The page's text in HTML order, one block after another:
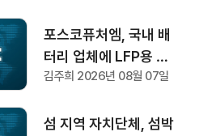
포스코퓨처엠, 국내 배
터리 업체에 LFP용 양
극재 장기 공급
김주희 2026년 08월 07일
섬 지역 자치단체, 섬박